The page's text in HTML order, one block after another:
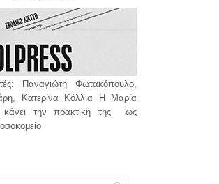
Παναγιώτη Φωτακόπουλο,
Κατερίνα Κόλλια Η Μαρία
την πρακτική της ως